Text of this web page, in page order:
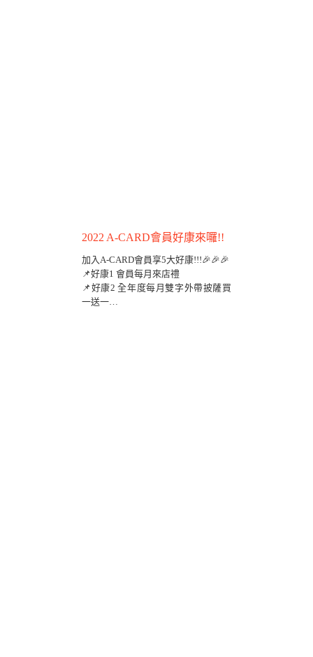
2022 A-CARD會員好康來囉!!
加入A-CARD會員享5大好康!!!🎉🎉🎉
📌好康1 會員每月來店禮
📌好康2 全年度每月雙字外帶披薩買
一送一